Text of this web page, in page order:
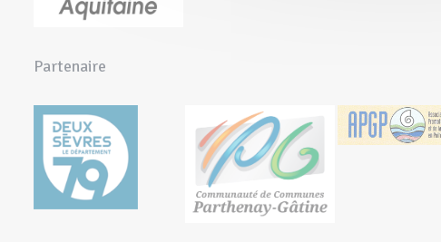
Partenaire